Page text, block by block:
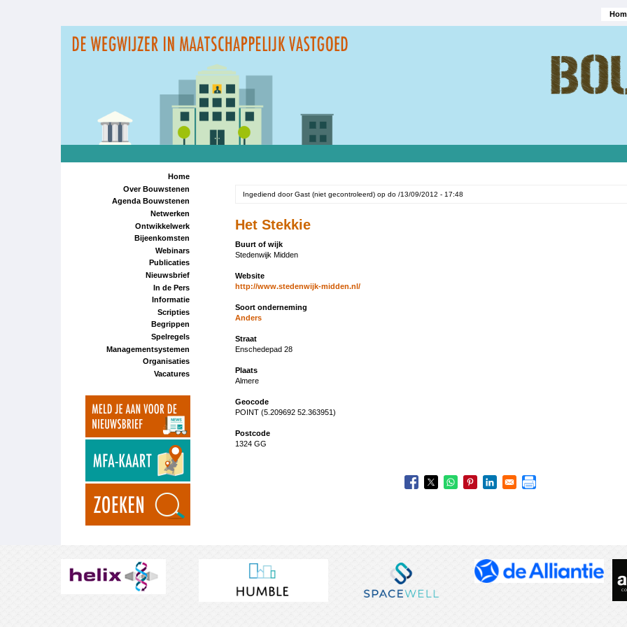
Home
Over Bouwstenen
Agenda Bouwstenen
Netwerken
Ontwikkelwerk
Bijeenkomsten
Webinars
Publicaties
Nieuwsbrief
In de Pers
Informatie
Scripties
Begrippen
Spelregels
Managementsystemen
Organisaties
Vacatures
Ingediend doorGast (niet gecontroleerd) op do /13/09/2012 - 17:48
Het Stekkie
Buurt of wijk
Stedenwijk Midden
Website
http://www.stedenwijk-midden.nl/
Soort onderneming
Anders
Straat
Enschedepad 28
Plaats
Almere
Geocode
POINT (5.209692 52.363951)
Postcode
1324 GG